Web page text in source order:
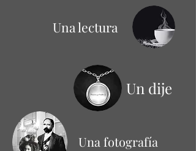
Una lectura
Un dije
Una fotografía